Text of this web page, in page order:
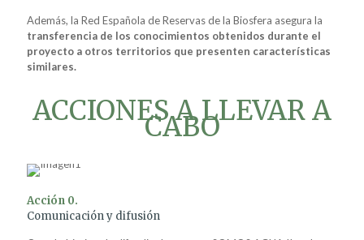
Además, la Red Española de Reservas de la Biosfera asegura la
transferencia de los conocimientos obtenidos durante el
proyecto a otros territorios que presenten características
similares.
ACCIONES A LLEVAR A
CABO
Acción 0.
Comunicación y difusión